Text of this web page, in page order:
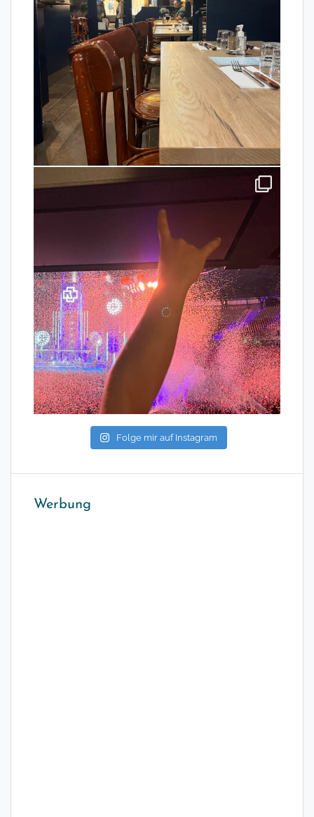
Folge mir auf Instagram
Werbung